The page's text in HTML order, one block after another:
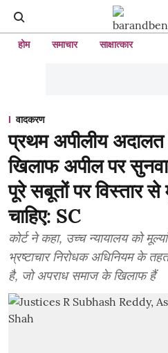
होम समाचार साक्षात्कार
वादकरण
प्रथम अपीलीय
खिलाफ अपील पर
पूरे सबूतों पर विस्तार
चाहिए: SC
कोर्ट ने कहा, उच्च न्यायालय को
भ्रष्टाचार निरोधक अधिनियम के
है, जो अपराध समाज के खिलाफ हैं